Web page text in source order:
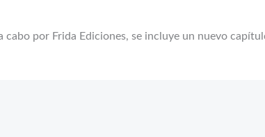
cabo por Frida Ediciones, se incluye un nuevo